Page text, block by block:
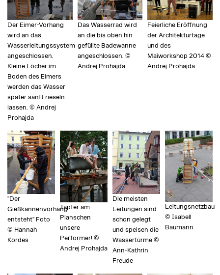
Der Eimer-Vorhang
wird an das
Wasserleitungssystem
angeschlossen.
Kleine Löcher im
Boden des Eimers
werden das Wasser
später sanft rieseln
lassen. © Andrej
Prohajda
Das Wasserrad wird
an die bis oben hin
gefüllte Badewanne
angeschlossen. ©
Andrej Prohajda
Feierliche Eröffnung
der Architekturtage
und des
Maiworkshop 2014 ©
Andrej Prohajda
"Der
Gießkannenvorhang
entsteht" Foto
© Hannah
Kordes
Tapfer am
Planschen
unsere
Performer! ©
Andrej Prohajda
Die meisten
Leitungen sind
schon gelegt
und speisen die
Wassertürme ©
Ann-Kathrin
Freude
Leitungsnetzbau
© Isabell
Baumann